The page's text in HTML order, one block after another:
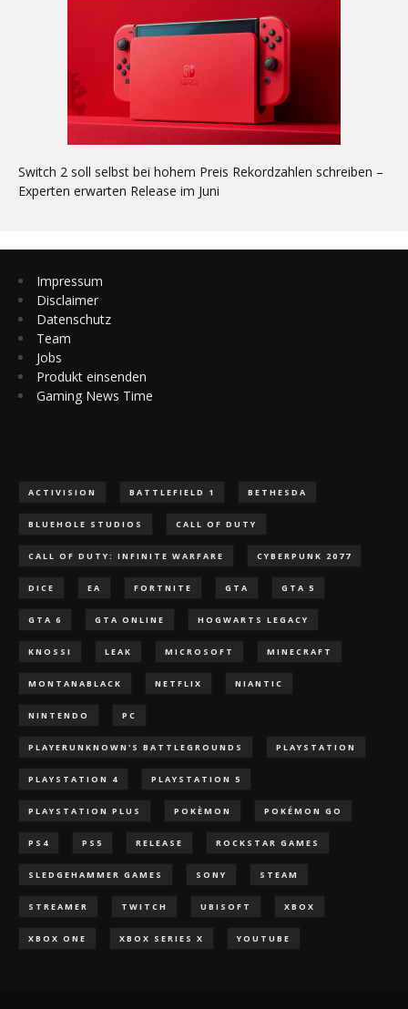
Switch 2 soll selbst bei hohem Preis Rekordzahlen schreiben –
Experten erwarten Release im Juni
Impressum
Disclaimer
Datenschutz
Team
Jobs
Produkt einsenden
Gaming News Time
ACTIVISION BATTLEFIELD 1 BETHESDA
BLUEHOLE STUDIOS CALL OF DUTY
CALL OF DUTY: INFINITE WARFARE CYBERPUNK 2077
DICE EA FORTNITE GTA GTA 5
GTA 6 GTA ONLINE HOGWARTS LEGACY
KNOSSI LEAK MICROSOFT MINECRAFT
MONTANABLACK NETFLIX NIANTIC
NINTENDO PC
PLAYERUNKNOWN'S BATTLEGROUNDS PLAYSTATION
PLAYSTATION 4 PLAYSTATION 5
PLAYSTATION PLUS POKÈMON POKÉMON GO
PS4 PS5 RELEASE ROCKSTAR GAMES
SLEDGEHAMMER GAMES SONY STEAM
STREAMER TWITCH UBISOFT XBOX
XBOX ONE XBOX SERIES X YOUTUBE